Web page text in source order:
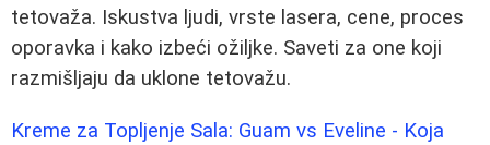
tetovaža. Iskustva ljudi, vrste lasera, cene, proces
oporavka i kako izbeći ožiljke. Saveti za one koji
razmišljaju da uklone tetovažu.
Kreme za Topljenje Sala: Guam vs Eveline - Koja